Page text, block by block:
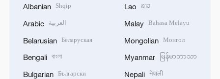
Albanian Shqip
Arabic العربية
Belarusian Беларуская
Bengali বাংলা
Bulgarian Български
Lao ລາວ
Malay Bahasa Melayu
Mongolian Монгол
Myanmar မြန်မာဘာသာ
Nepali नेपाली